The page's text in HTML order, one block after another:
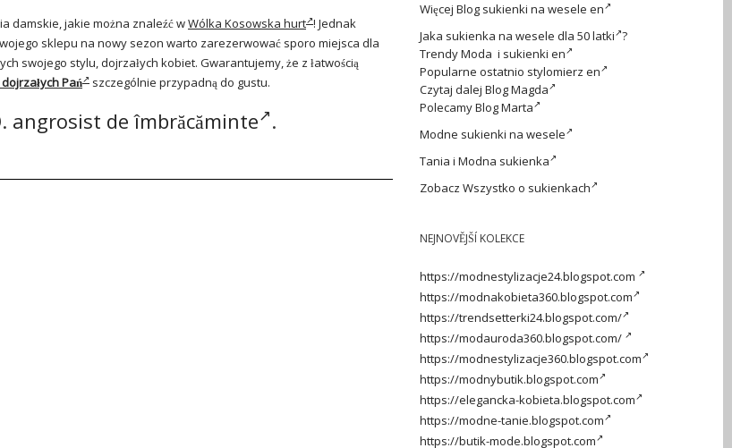
damskie, jakie można znaleźć wWólka Kosowska hurt ! Jednak
sklepu na nowy sezon warto zarezerwować sporo miejsca dla
swojego stylu, dojrzałych kobiet. Gwarantujemy, że z łatwością
Pań szczególnie przypadną do gustu.
angrosist de îmbrăcăminte .
Więcej Blog sukienki na wesele en
Jaka sukienka na wesele dla 50 latki ?
TrendyModa i sukienki en
Popularne ostatnio stylomierz en
Czytaj dalej Blog Magda
PolecamyBlog Marta
Modne sukienki na wesele
Tania i Modna sukienka
Zobacz Wszystko o sukienkach
NEJNOVĚJŠÍ KOLEKCE
https://modnestylizacje24.blogspot.com
https://modnakobieta360.blogspot.com
https://trendsetterki24.blogspot.com/
https://modauroda360.blogspot.com/
https://modnestylizacje360.blogspot.com
https://modnybutik.blogspot.com
https://elegancka-kobieta.blogspot.com
https://modne-tanie.blogspot.com
https://butik-mode.blogspot.com